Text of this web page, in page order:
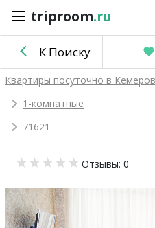
triproom.ru
triproom .ru
Российский
Войти /
объявление
Избранное
0
К Поиску
Квартиры посуточно в
1-комнатные
71621
Отзывы: 0